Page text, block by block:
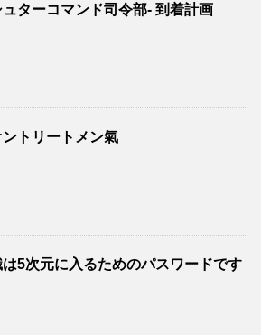
ュターコマンド司令部- 到着計画
ントリートメン氣
5次元に入るためのパスワードです